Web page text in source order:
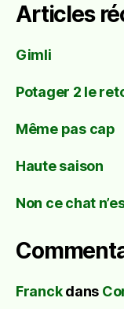
Articles
Gimli
Potager 2 le
Même pas cap
Haute saison
Non ce chat
Franckdans